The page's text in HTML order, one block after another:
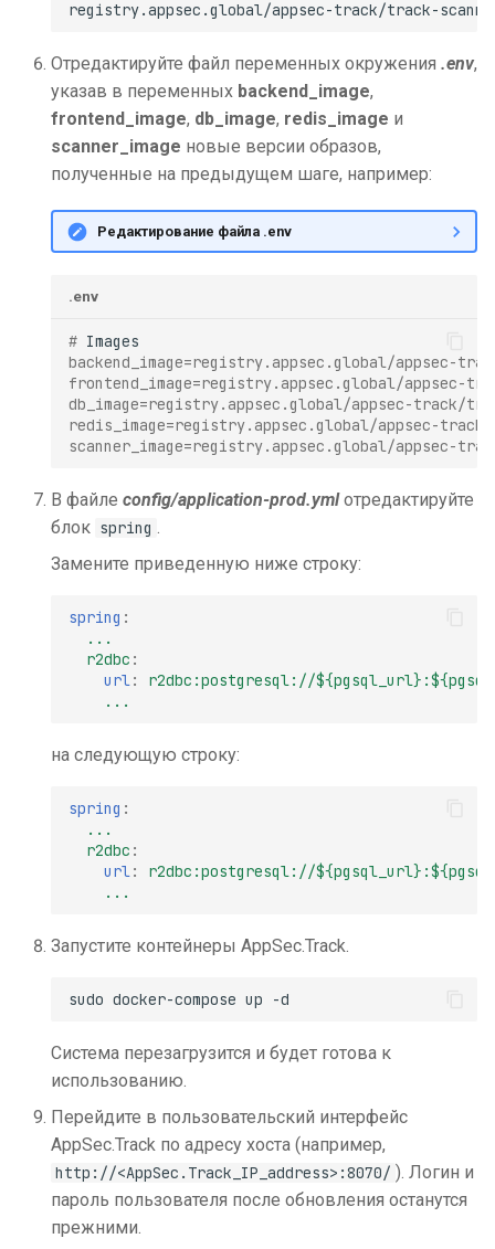
Отредактируйте файл переменных окружения .env,
указав в переменных backend_image,
frontend_image, db_image, redis_image и
scanner_image новые версии образов,
полученные на предыдущем шаге, например:
Редактирование файла .env
.env
#
backend_image=registry.appsec.global/appsec-
frontend_image=registry.appsec.global/appsec-
db_image=registry.appsec.global/appsec-track/
redis_image=registry.appsec.global/appsec-
scanner_image=registry.appsec.global/appsec-
В файле config/application-prod.ymlотредактируйте
блок spring .
Замените приведенную ниже строку:
spring :
...
r2dbc :
url:
r2dbc:postgresql://
...
на следующую строку:
spring :
...
r2dbc :
url:
r2dbc:postgresql://
...
Запустите контейнеры AppSec.Track.
Система перезагрузится и будет готова к
использованию.
Перейдите в пользовательский интерфейс
AppSec.Track по адресу хоста (например,
http://<AppSec.Track_IP_address>:8070/ ). Логин и
пароль пользователя после обновления останутся
прежними.